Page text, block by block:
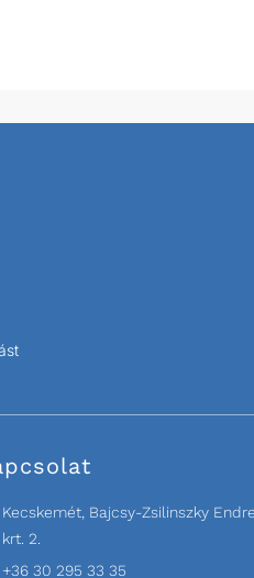
Kecskemét, Bajcsy-Zsilinszky Endre
krt. 2.
+36 30 295 33 35